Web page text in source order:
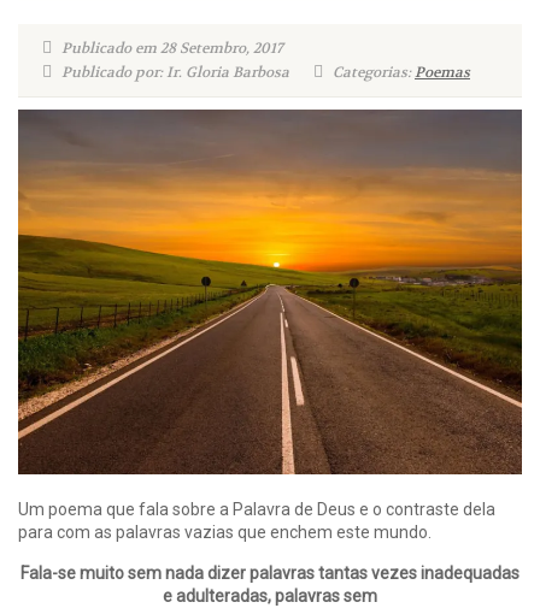
Publicado em 28 Setembro, 2017
Publicado por: Ir. Gloria Barbosa
Categorias:Poemas
Um poema que fala sobre a Palavra de Deus e o contraste dela
para com as palavras vazias que enchem este mundo.
Fala-se muito sem nada dizer palavras tantas vezes inadequadas
e adulteradas, palavras sem